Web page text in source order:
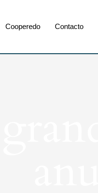
Cooperedo Contacto